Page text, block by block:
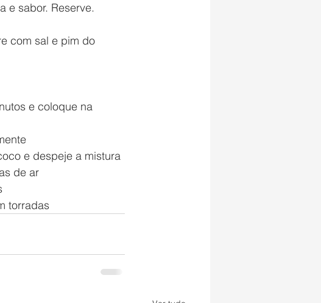
e sabor. Reserve.
com sal e pim do
e coloque na
e despeje a mistura
de ar
torradas